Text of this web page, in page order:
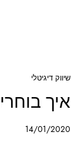
שיווק דיגיטלי
איך
14/01/2020